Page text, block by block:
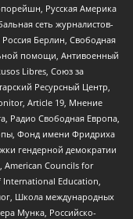
Русская Америка
сеть журналистов-
Берлин, Свободная
помощи, Антивоенный
Libres, Союз за
Ресурсный Центр,
Article 19, Мнение
Радио Свободная Европа,
Фонд имени Фридриха
гендерной демократии
Councils for
Education,
Школа международных
Мунка, Российско-